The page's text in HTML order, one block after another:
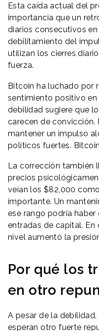
Esta caída actual del
importancia que un
diarios consecutivos
debilitamiento del
utilizan los cierres
fuerza.
Bitcoin ha luchado por
sentimiento positivo en
debilidad sugiere que
carecen de convicción.
mantener un impulso
políticos fuertes.
La corrección también
precios
veían los $82,000
importante. Un
ese rango podría
entradas de capital. En
nivel aumentó la
Por qué los
en otro
A pesar de la
esperan otro fuerte